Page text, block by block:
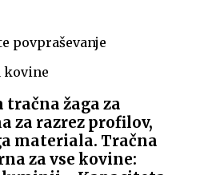
povpraševanje
žaga za
za razrez profilov,
materiala. Tračna
za vse kovine: